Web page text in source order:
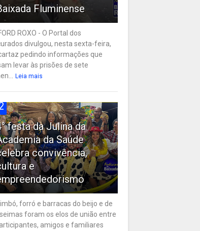
Fluminense
ROXO - O Portal dos
divulgou, nesta sexta-feira,
pedindo informações que
levar às prisões de sete
Leia mais
festa da Julina da
da Saúde
convivência,
e
forró e barracas do beijo e de
foram os elos de união entre
amigos e familiares